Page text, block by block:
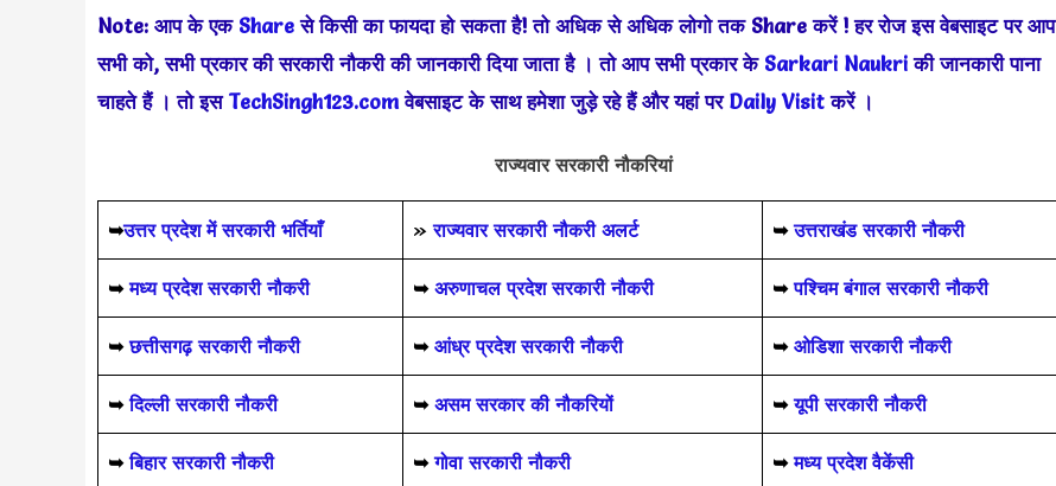
Note: आप के एक Shareसे किसी का फायदा हो सकता है! तो अधिक से अधिक लोगो तक Share करें ! हर रोज इस वेबसाइट पर आप
सभी को, सभी प्रकार की सरकारी नौकरी की जानकारी दिया जाता है । तो आप सभी प्रकार के Sarkari Naukriकी जानकारी पाना
चाहते हैं । तो इसTechSingh123.comवेबसाइट के साथ हमेशा जुड़े रहे हैं और यहां परDaily Visitकरें ।
राज्यवार सरकारी नौकरियां
➥उत्तर प्रदेश में सरकारी भर्तियाँ »राज्यवार सरकारी नौकरी अलर्ट ➥ उत्तराखंड सरकारी नौकरी
➥ मध्य प्रदेश सरकारी नौकरी ➥ अरुणाचल प्रदेश सरकारी नौकरी ➥ पश्चिम बंगाल सरकारी नौकरी
➥ छत्तीसगढ़ सरकारी नौकरी ➥ आंध्र प्रदेश सरकारी नौकरी ➥ ओडिशा सरकारी नौकरी
➥ दिल्ली सरकारी नौकरी ➥ असम सरकार की नौकरियों ➥ यूपी सरकारी नौकरी
➥बिहार सरकारी नौकरी ➥गोवा सरकारी नौकरी ➥ मध्य प्रदेश वैकेंसी